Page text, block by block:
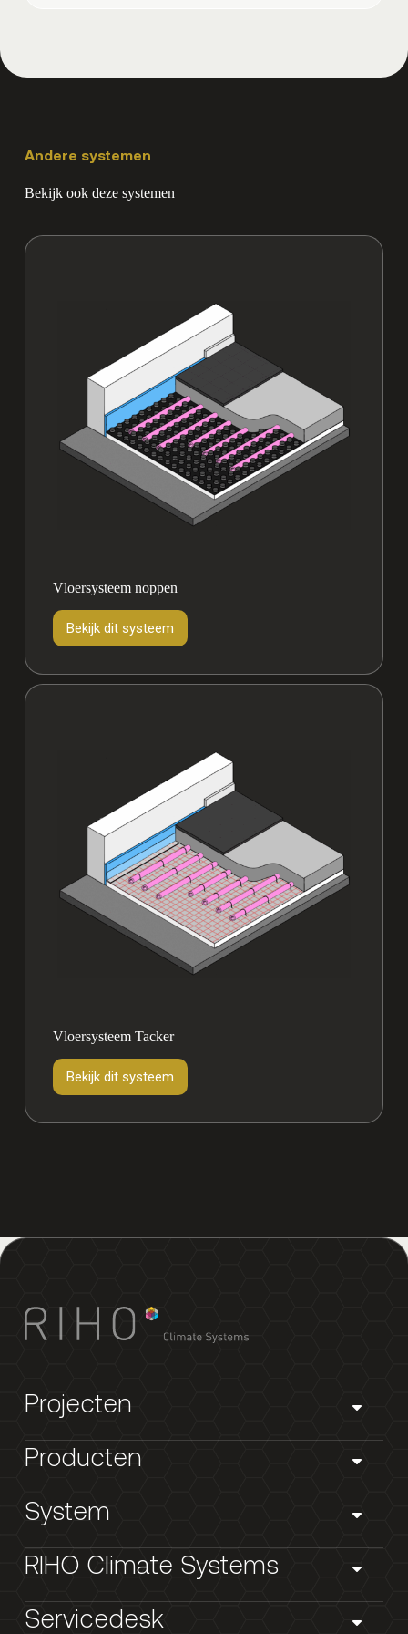
Andere systemen
Bekijk ook deze systemen
Vloersysteem noppen
Bekijk dit systeem
Vloersysteem
noppen
Vloersysteem Tacker
Bekijk dit systeem
Vloersysteem
Tacker
Projecten
Producten
System
RIHO Climate Systems
Servicedesk